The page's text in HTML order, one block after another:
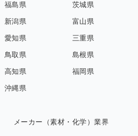
福島県 茨城県
新潟県 富山県
愛知県 三重県
鳥取県 島根県
高知県 福岡県
沖縄県
メーカー（素材・化学）業界